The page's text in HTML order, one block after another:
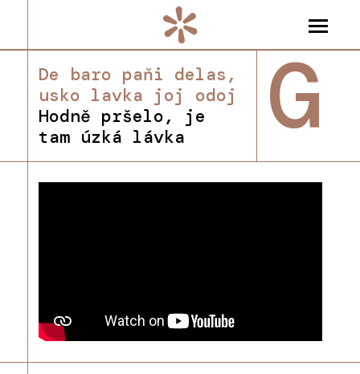
De baro paňi delas,
usko lavka joj odoj
Hodně pršelo, je
tam úzká lávka
G